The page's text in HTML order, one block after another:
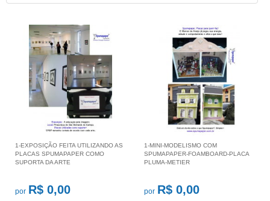
1-EXPOSIÇÃO FEITA UTILIZANDO AS
PLACAS SPUMAPAPER COMO
SUPORTA DA ARTE
por R$ 0,00
1-MINI-MODELISMO COM
SPUMAPAPER-FOAMBOARD-PLACA
PLUMA-METIER
por R$ 0,00